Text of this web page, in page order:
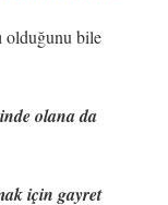
olduğunu bile
olana da
için gayret